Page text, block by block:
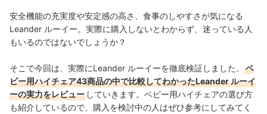
安全機能の充実度や安定感の高さ、食事のしやすさが気になる
Leander ルーイー。実際に購入しないとわからず、迷っている人
もいるのではないでしょうか？
そこで今回は、実際にLeander ルーイーを徹底検証しました。
ベ
ビー用ハイチェア43商品の中で比較してわかったLeander ルーイ
ーの実力をレビュー していきます。ベビー用ハイチェアの選び方
も紹介しているので、購入を検討中の人はぜひ参考にしてみてく